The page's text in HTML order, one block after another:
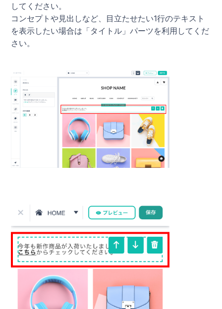
してください。
コンセプトや見出しなど、目立たせたい1行のテキスト
を表示したい場合は「タイトル」パーツを利用してくだ
さい。